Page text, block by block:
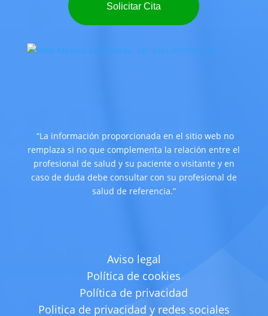
Solicitar Cita
“La información proporcionada en el sitio web no
remplaza si no que complementa la relación entre el
profesional de salud y su paciente o visitante y en
caso de duda debe consultar con su profesional de
salud de referencia.”
Aviso legal
Política de cookies
Política de privacidad
Politica de privacidad y redes sociales